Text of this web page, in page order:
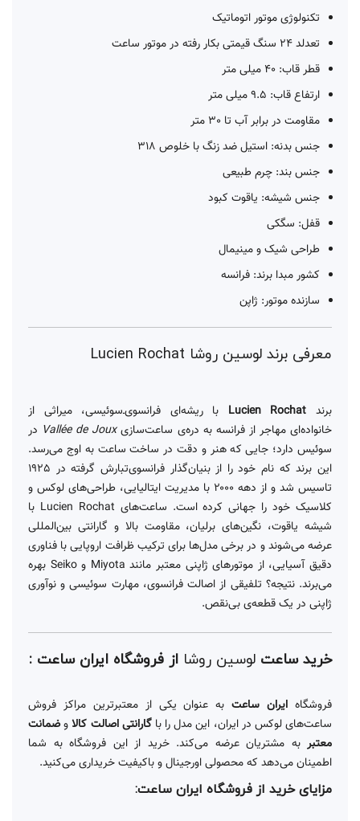
تکنولوژی موتور اتوماتیک
تعدلد 24 سنگ قیمتی بکار رفته در موتور ساعت
قطر قاب: 40 میلی متر
ارتفاع قاب: 9.5 میلی متر
مقاومت در برابر آب تا 30 متر
جنس بدنه: استیل ضد زنگ با خلوص 318
جنس بند: چرم طبیعی
جنس شیشه: یاقوت کبود
قفل: سگکی
طراحی شیک و مینیمال
کشور مبدا برند: فرانسه
سازنده موتور: ژاپن
معرفی برند لوسین روشا Lucien Rochat
برند Lucien Rochat با ریشه‌ای فرانسوی‌ـ‌سوئیسی، میراثی از
خانواده‌ای مهاجر از فرانسه به دره‌ی ساعت‌سازیVallée de Joux در
سوئیس دارد؛ جایی که هنر و دقت در ساخت ساعت به اوج می‌رسد.
این برند که نام خود را از بنیان‌گذار فرانسوی‌تبارش گرفته در 1925
تاسیس شد و از دهه ۲۰۰۰ با مدیریت ایتالیایی، طراحی‌های لوکس و
کلاسیک خود را جهانی کرده است. ساعت‌های Lucien Rochat با
شیشه یاقوت، نگین‌های برلیان، مقاومت بالا و گارانتی بین‌المللی
عرضه می‌شوند و در برخی مدل‌ها برای ترکیب ظرافت اروپایی با فناوری
دقیق آسیایی، از موتورهای ژاپنی معتبر مانند Miyota و Seiko بهره
می‌برند. نتیجه؟ تلفیقی از اصالت فرانسوی، مهارت سوئیسی و نوآوری
ژاپنی در یک قطعه‌ی بی‌نقص.
خرید ساعت لوسین روشا از فروشگاه ایران ساعت :
فروشگاه ایران ساعتبه عنوان یکی از معتبرترین مراکز فروش
ساعت‌های لوکس در ایران، این مدل را باگارانتی اصالت کالاوضمانت
معتبر به مشتریان عرضه می‌کند. خرید از این فروشگاه به شما
اطمینان می‌دهد که محصولی اورجینال و باکیفیت خریداری می‌کنید.
مزایای خرید از فروشگاه ایران ساعت: